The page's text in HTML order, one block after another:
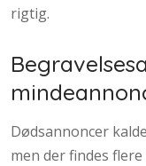
rigtig.
Dødsannoncer
men der findes